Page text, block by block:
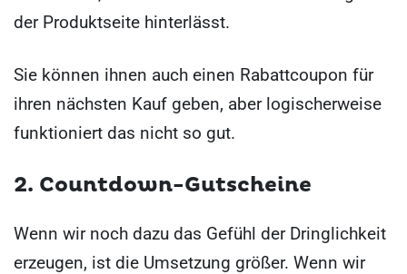
der Produktseite hinterlässt.
Sie können ihnen auch einen Rabattcoupon für
ihren nächsten Kauf geben, aber logischerweise
funktioniert das nicht so gut.
2. Countdown-Gutscheine
Wenn wir noch dazu das Gefühl der Dringlichkeit
erzeugen, ist die Umsetzung größer. Wenn wir